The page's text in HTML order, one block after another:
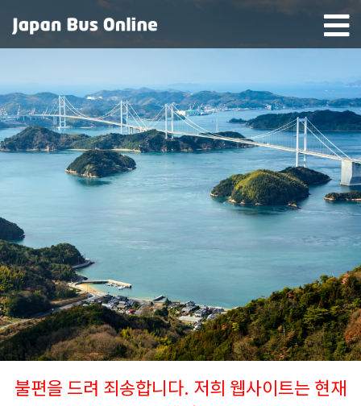
불편을 드려 죄송합니다. 저희 웹사이트는 현재